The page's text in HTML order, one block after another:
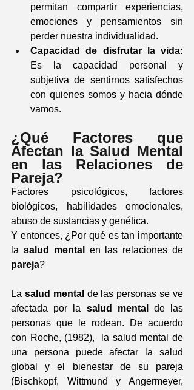
permitan compartir experiencias,
emociones y pensamientos sin
perder nuestra individualidad.
Capacidad de disfrutar la vida:
Es la capacidad personal y
subjetiva de sentirnos satisfechos
con quienes somos y hacia dónde
vamos.
¿Qué Factores que
Afectan la Salud Mental
en las Relaciones de
Pareja?
Factores psicológicos, factores
biológicos, habilidades emocionales,
abuso de sustancias y genética.
Y entonces, ¿Por qué es tan importante
la salud mental
pareja?
La salud mental de las personas se ve
afectada por la salud mental
de las
personas que le rodean. De acuerdo
con Roche, (1982),  la salud mental de
una persona puede afectar la salud
global y el bienestar de su pareja
(Bischkopf, Wittmund y Angermeyer,